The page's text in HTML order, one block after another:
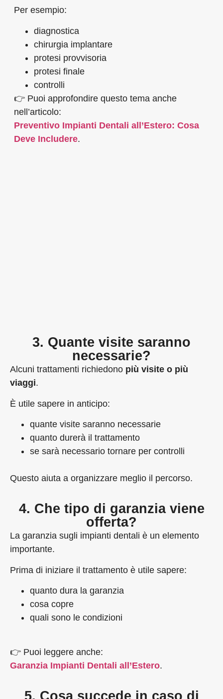
Per esempio:
diagnostica
chirurgia implantare
protesi provvisoria
protesi finale
controlli
👉 Puoi approfondire questo tema anche
nell’articolo:
Preventivo Impianti Dentali all’Estero: Cosa
Deve Includere.
3. Quante visite saranno
necessarie?
Alcuni trattamenti richiedono più visite o più
viaggi.
È utile sapere in anticipo:
quante visite saranno necessarie
quanto durerà il trattamento
se sarà necessario tornare per controlli
Questo aiuta a organizzare meglio il percorso.
4. Che tipo di garanzia viene
offerta?
La garanzia sugli impianti dentali è un elemento
importante.
Prima di iniziare il trattamento è utile sapere:
quanto dura la garanzia
cosa copre
quali sono le condizioni
👉 Puoi leggere anche:
Garanzia Impianti Dentali all’Estero.
5. Cosa succede in caso di